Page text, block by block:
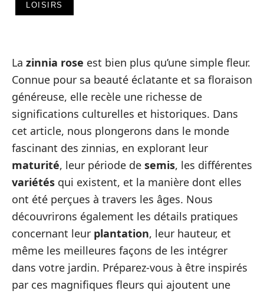
LOISIRS
La zinnia rose est bien plus qu’une simple fleur.
Connue pour sa beauté éclatante et sa floraison
généreuse, elle recèle une richesse de
significations culturelles et historiques. Dans
cet article, nous plongerons dans le monde
fascinant des zinnias, en explorant leur
maturité, leur période de semis, les différentes
variétés qui existent, et la manière dont elles
ont été perçues à travers les âges. Nous
découvrirons également les détails pratiques
concernant leur plantation, leur hauteur, et
même les meilleures façons de les intégrer
dans votre jardin. Préparez-vous à être inspirés
par ces magnifiques fleurs qui ajoutent une